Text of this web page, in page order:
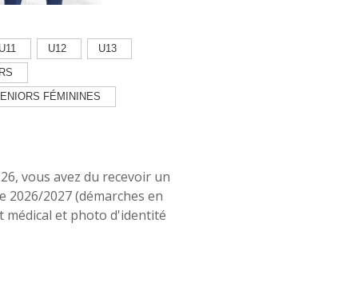
U12
U13
FÉMININES
vous avez du recevoir un
2027 (démarches en
médical et photo d'identité